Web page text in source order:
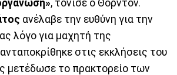
, τόνισε ο Θόρντον.
ανέλαβε την ευθύνη για την
λόγο για μαχητή της
στις εκκλήσεις του
μετέδωσε το πρακτορείο των